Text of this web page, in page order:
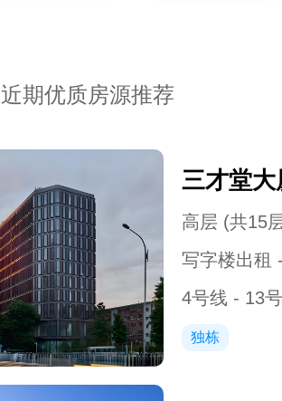
近期优质房源推荐
三才堂大
高层 (共15
写字楼出租
4号线 - 13
独栋